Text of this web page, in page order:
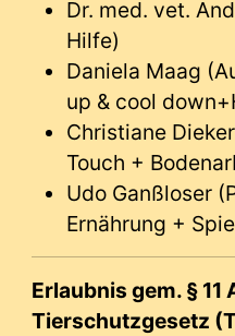
Dr. med. vet.
Hilfe)
Daniela Maag
up & cool
Christiane
Touch +
Udo Ganßloser
Ernährung +
Erlaubnis gem. § 11
Tierschutzgesetz